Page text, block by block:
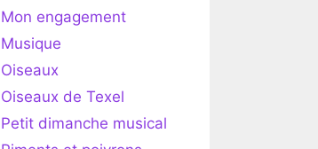
Mon engagement
Musique
Oiseaux
Oiseaux de Texel
Petit dimanche musical